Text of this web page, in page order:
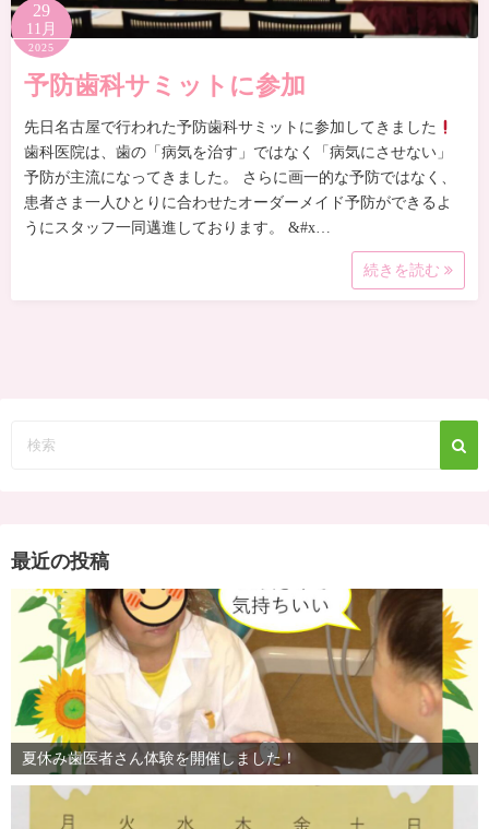
29
11月
2025
予防歯科サミットに参加
先日名古屋で行われた予防歯科サミットに参加してきました
歯科医院は、歯の「病気を治す」ではなく「病気にさせない」
予防が主流になってきました。 さらに画一的な予防ではなく、
患者さま一人ひとりに合わせたオーダーメイド予防ができるよ
うにスタッフ一同邁進しております。 &#x…
続きを読む
最近の投稿
夏休み歯医者さん体験を開催しました！